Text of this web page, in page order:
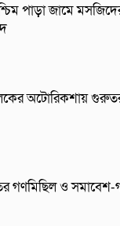
পাড়া জামে
অটোরিকশায়
গণমিছিল ও